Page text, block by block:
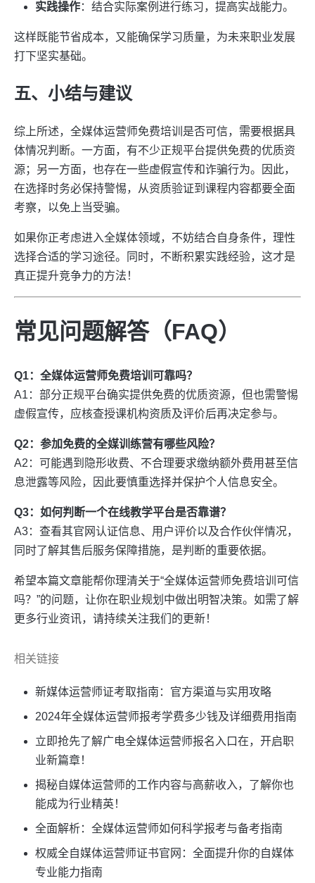
实践操作：结合实际案例进行练习，提高实战能力。
这样既能节省成本，又能确保学习质量，为未来职业发展
打下坚实基础。
五、小结与建议
综上所述，全媒体运营师免费培训是否可信，需要根据具
体情况判断。一方面，有不少正规平台提供免费的优质资
源；另一方面，也存在一些虚假宣传和诈骗行为。因此，
在选择时务必保持警惕，从资质验证到课程内容都要全面
考察，以免上当受骗。
如果你正考虑进入全媒体领域，不妨结合自身条件，理性
选择合适的学习途径。同时，不断积累实践经验，这才是
真正提升竞争力的方法！
常见问题解答（FAQ）
Q1：全媒体运营师免费培训可靠吗？
A1：部分正规平台确实提供免费的优质资源，但也需警惕
虚假宣传，应核查授课机构资质及评价后再决定参与。
Q2：参加免费的全媒训练营有哪些风险？
A2：可能遇到隐形收费、不合理要求缴纳额外费用甚至信
息泄露等风险，因此要慎重选择并保护个人信息安全。
Q3：如何判断一个在线教学平台是否靠谱？
A3：查看其官网认证信息、用户评价以及合作伙伴情况，
同时了解其售后服务保障措施，是判断的重要依据。
希望本篇文章能帮你理清关于“全媒体运营师免费培训可信
吗？”的问题，让你在职业规划中做出明智决策。如需了解
更多行业资讯，请持续关注我们的更新！
相关链接
新媒体运营师证考取指南：官方渠道与实用攻略
2024年全媒体运营师报考学费多少钱及详细费用指南
立即抢先了解广电全媒体运营师报名入口在，开启职
业新篇章！
揭秘自媒体运营师的工作内容与高薪收入，了解你也
能成为行业精英！
全面解析：全媒体运营师如何科学报考与备考指南
权威全自媒体运营师证书官网：全面提升你的自媒体
专业能力指南